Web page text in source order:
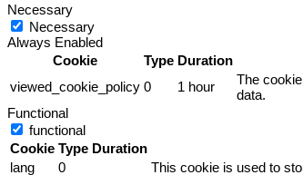
Necessary
Necessary
Always Enabled
Cookie
Type Duration
viewed_cookie_policy 0 1 hour
The
data.
Functional
functional
Cookie Type Duration
lang
0 This cookie is used to